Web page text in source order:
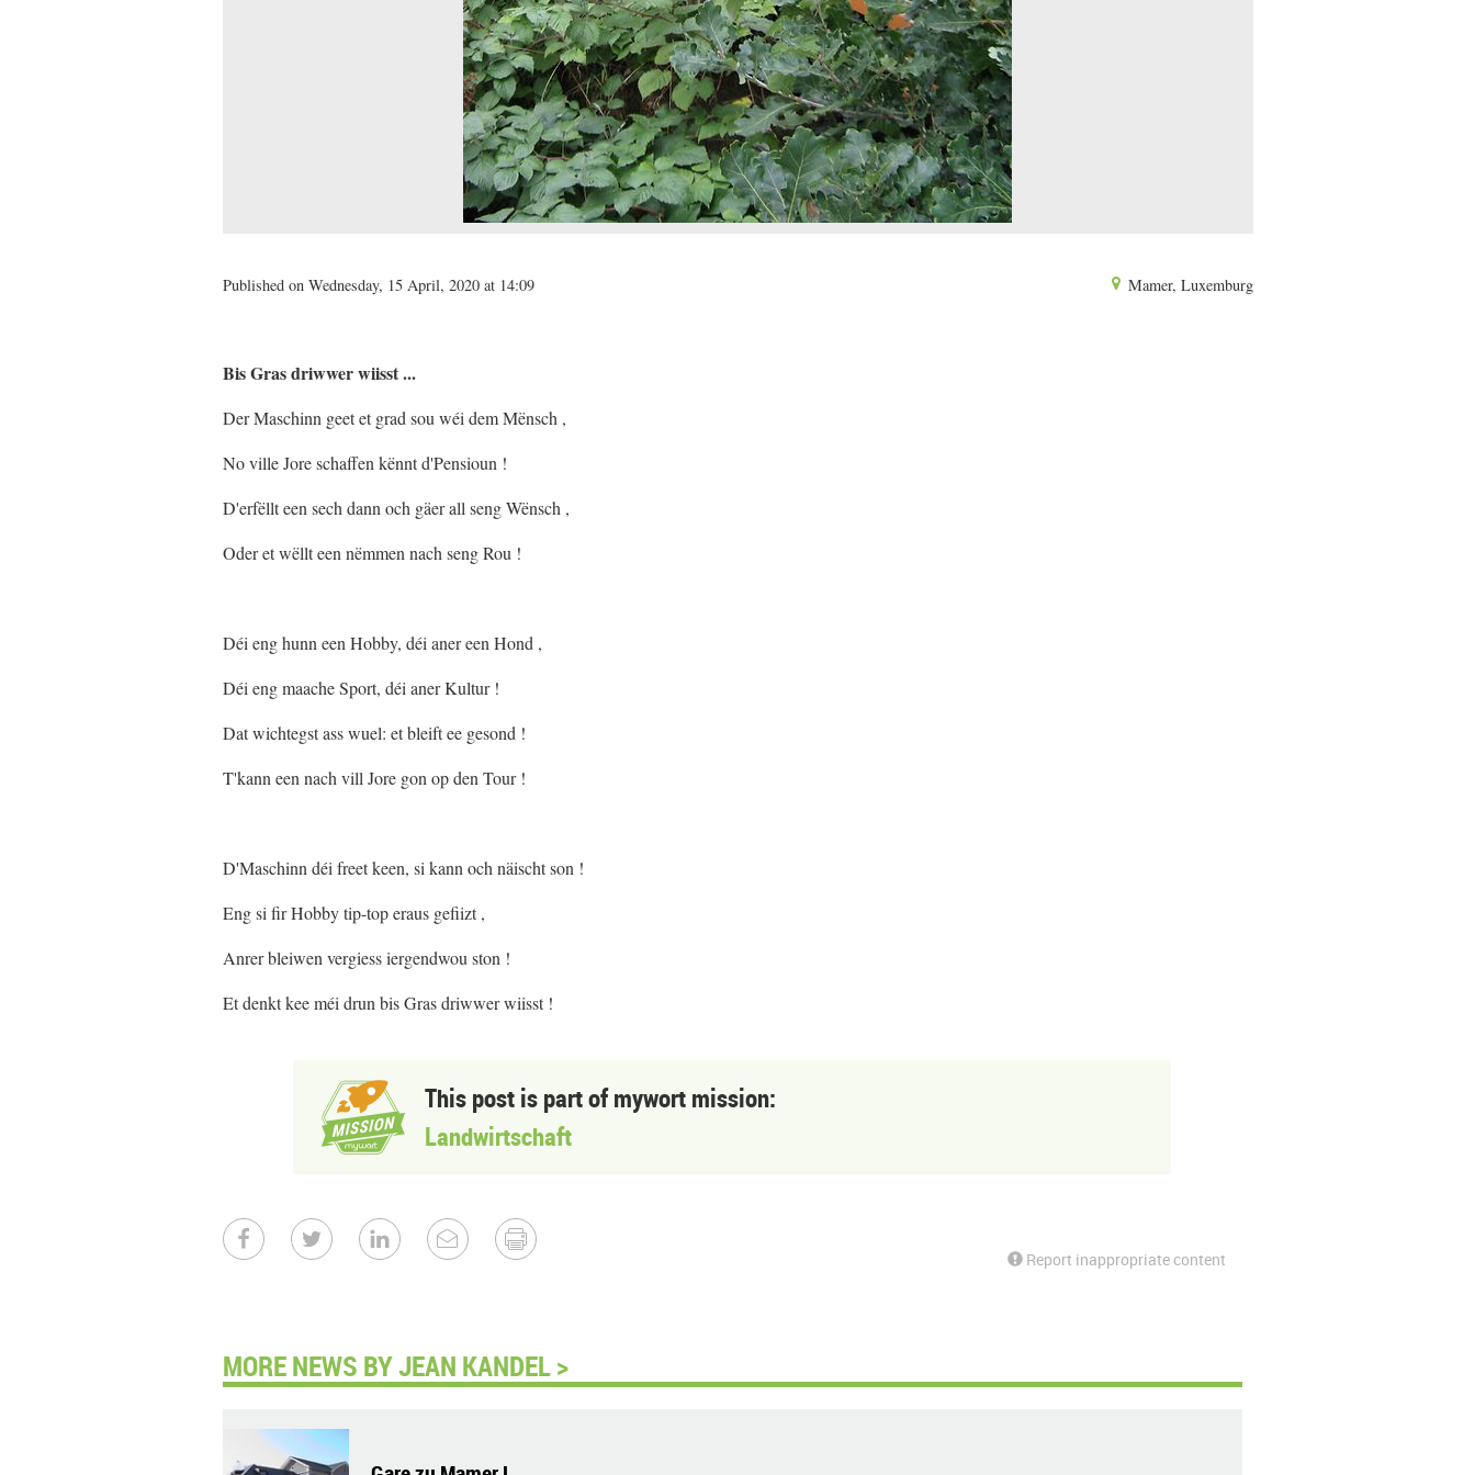
Published on Wednesday, 15 April, 2020 at 14:09 Mamer, Luxemburg
Bis Gras driwwer wiisst ...
Der Maschinn geet et grad sou wéi dem Mënsch ,
No ville Jore schaffen kënnt d'Pensioun !
D'erfëllt een sech dann och gäer all seng Wënsch ,
Oder et wëllt een nëmmen nach seng Rou !
Déi eng hunn een Hobby, déi aner een Hond ,
Déi eng maache Sport, déi aner Kultur !
Dat wichtegst ass wuel: et bleift ee gesond !
T'kann een nach vill Jore gon op den Tour !
D'Maschinn déi freet keen, si kann och näischt son !
Eng si fir Hobby tip-top eraus gefiizt ,
Anrer bleiwen vergiess iergendwou ston !
Et denkt kee méi drun bis Gras driwwer wiisst !
This post is part of mywort mission:
Landwirtschaft
Report inappropriate content
MORE NEWS BY JEAN KANDEL >